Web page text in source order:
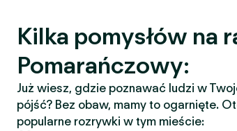
Kilka pomysłów na
Pomarańczowy:
Już wiesz, gdzie poznawać ludzi w
pójść? Bez obaw, mamy to ogarnięte.
popularne rozrywki w tym mieście: